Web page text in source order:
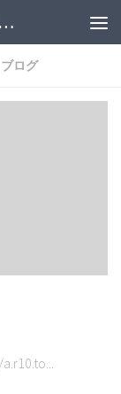
いお店・会社見〜つけた！
ブログ